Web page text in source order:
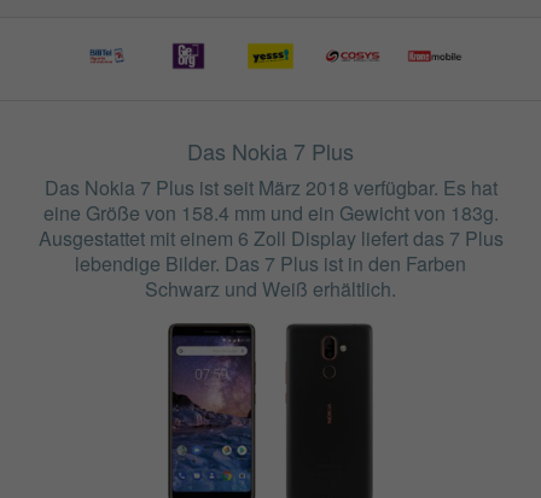
Das Nokia 7 Plus
Das Nokia 7 Plus ist seit März 2018 verfügbar. Es hat
eine Größe von 158.4 mm und ein Gewicht von 183g.
Ausgestattet mit einem 6 Zoll Display liefert das 7 Plus
lebendige Bilder. Das 7 Plus ist in den Farben
Schwarz und Weiß erhältlich.